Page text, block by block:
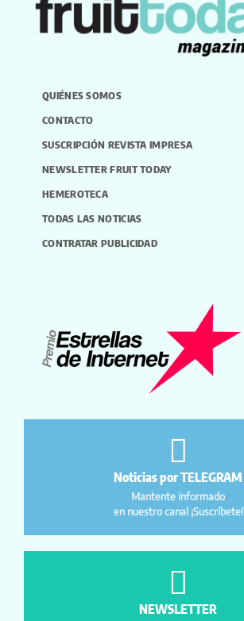
QUIÉNES SOMOS
CONTACTO
SUSCRIPCIÓN REVISTA IMPRESA
NEWSLETTER FRUIT TODAY
HEMEROTECA
TODAS LAS NOTICIAS
CONTRATAR PUBLICIDAD
Noticias por TELEGRAM
Mantente informado
en nuestro canal ¡Suscríbete!
NEWSLETTER